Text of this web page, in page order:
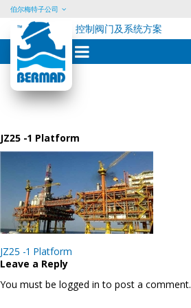
Skip
content
伯尔梅特子公司
控制阀门及系统方案
JZ25 -1 Platform
Post
navigation
JZ25 -1 Platform
Leave a Reply
You must be logged in to post a comment.